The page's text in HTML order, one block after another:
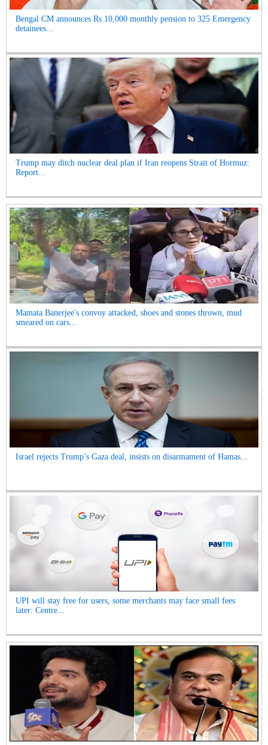
Bengal CM announces Rs 10,000 monthly pension to 325 Emergency
detainees...
Trump may ditch nuclear deal plan if Iran reopens Strait of Hormuz:
Report...
Mamata Banerjee's convoy attacked, shoes and stones thrown, mud
smeared on cars...
Israel rejects Trump’s Gaza deal, insists on disarmament of Hamas...
UPI will stay free for users, some merchants may face small fees
later: Centre...